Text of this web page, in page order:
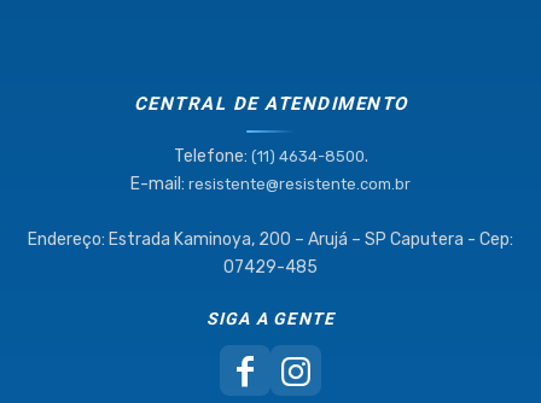
CENTRAL DE ATENDIMENTO
Telefone: (11) 4634-8500.
E-mail: resistente@resistente.com.br
Endereço: Estrada Kaminoya, 200 – Arujá – SP Caputera - Cep:
07429-485
SIGA A GENTE